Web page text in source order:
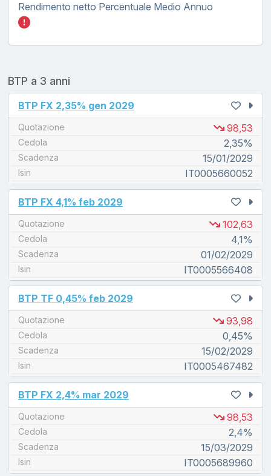
Rendimento netto Percentuale Medio Annuo
Inserisci quanto investire nel BTP FX
BTP a 3 anni
unread messages
BTP FX 2,35% gen 2029
Quotazione 98,53
Cedola 2,35%
Scadenza 15/01/2029
Isin IT0005660052
unread messages
BTP FX 4,1% feb 2029
Quotazione 102,63
Cedola 4,1%
Scadenza 01/02/2029
Isin IT0005566408
unread messages
BTP TF 0,45% feb 2029
Quotazione 93,98
Cedola 0,45%
Scadenza 15/02/2029
Isin IT0005467482
unread messages
BTP FX 2,4% mar 2029
Quotazione 98,53
Cedola 2,4%
Scadenza 15/03/2029
Isin IT0005689960